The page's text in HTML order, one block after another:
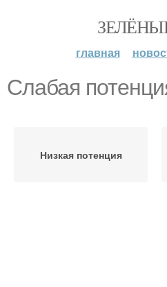
главная
Слабая
Низкая потенция